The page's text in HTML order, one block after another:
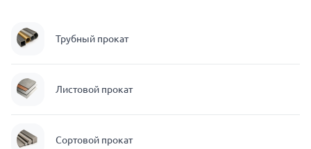
Трубный прокат
Листовой прокат
Сортовой прокат